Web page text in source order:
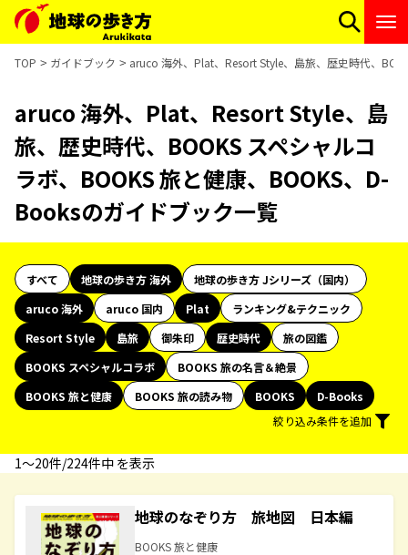
TOP ガイドブック aruco 海外、Plat、Resort Style、島旅、歴史時代、
aruco 海外、Plat、Resort Style、島
旅、歴史時代、BOOKS スペシャルコ
ラボ、BOOKS 旅と健康、BOOKS、D-
Booksのガイドブック一覧
すべて 地球の歩き方 海外
地球の歩き方 Jシリーズ（国内）
aruco 海外
aruco 国内 Plat
ランキング&テクニック
Resort Style
島旅 御朱印 歴史時代
旅の図鑑
BOOKS スペシャルコラボ
BOOKS 旅の名言＆絶景
BOOKS 旅と健康
BOOKS 旅の読み物 BOOKS
D-Books
絞り込み条件を追加
1〜20件/224件中 を表示
地球のなぞり方 旅地図 日本編
BOOKS 旅と健康